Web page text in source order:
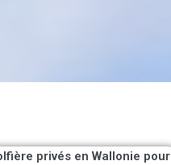
privés en Wallonie pour